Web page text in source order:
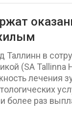
Таллинн в
(SA
лечения
более раз